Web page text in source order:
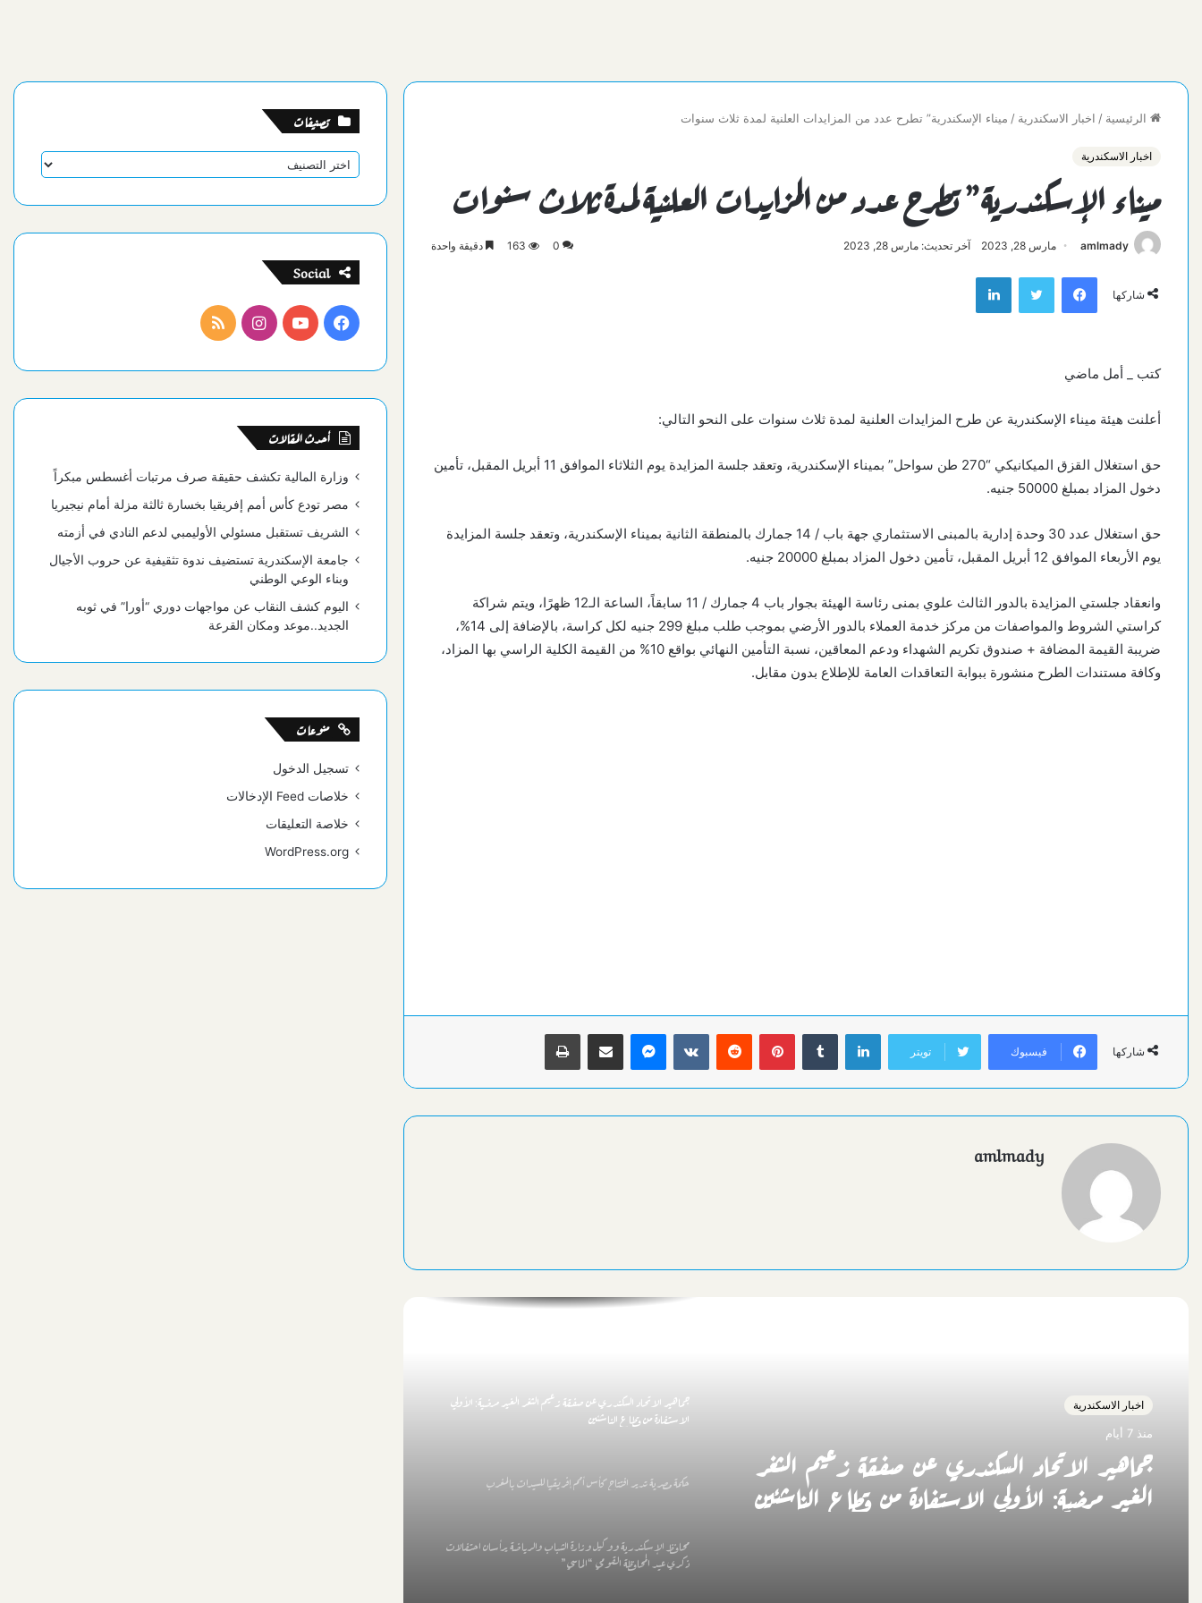
الرئيسية / اخبار الاسكندرية / ميناء الإسكندرية” تطرح عدد من المزايدات العلنية لمدة ثلاث سنوات
اخبار الاسكندرية
ميناء الإسكندرية” تطرح عدد من المزايدات العلنية لمدة ثلاث سنوات
amlmady مارس 28, 2023 آخر تحديث: مارس 28, 2023 0
163 دقيقة واحدة
شاركها
فيسبوك تويتر لينكدإن
كتب _ أمل ماضي
أعلنت هيئة ميناء الإسكندرية عن طرح المزايدات العلنية لمدة ثلاث سنوات على النحو التالي:
حق استغلال القزق الميكانيكي “270 طن سواحل” بميناء الإسكندرية، وتعقد جلسة المزايدة يوم الثلاثاء الموافق 11 أبريل المقبل، تأمين
دخول المزاد بمبلغ 50000 جنيه.
حق استغلال عدد 30 وحدة إدارية بالمبنى الاستثماري جهة باب / 14 جمارك بالمنطقة الثانية بميناء الإسكندرية، وتعقد جلسة المزايدة
يوم الأربعاء الموافق 12 أبريل المقبل، تأمين دخول المزاد بمبلغ 20000 جنيه.
وانعقاد جلستي المزايدة بالدور الثالث علوي بمنى رئاسة الهيئة بجوار باب 4 جمارك / 11 سابقاً، الساعة الـ12 ظهرًا، ويتم شراكة
كراستي الشروط والمواصفات من مركز خدمة العملاء بالدور الأرضي بموجب طلب مبلغ 299 جنيه لكل كراسة، بالإضافة إلى 14%،
ضريبة القيمة المضافة + صندوق تكريم الشهداء ودعم المعاقين، نسبة التأمين النهائي بواقع 10% من القيمة الكلية الراسي بها المزاد،
وكافة مستندات الطرح منشورة ببوابة التعاقدات العامة للإطلاع بدون مقابل.
شاركها فيسبوك تويتر
لينكدإن بينتيريست ماسنجر مشاركة عبر البريد طباعة
amlmady
اخبار الاسكندرية
منذ 7 أيام
جماهير الاتحاد السكندري عن صفقة زعيم الثغر
الغير مرضية: الأولي الاستفادة من قطاع الناشئين
حكمة مصرية تدير افتتاح كأس أمم إفريقيا للسيدات بالمغرب
جماهير الاتحاد السكندري عن صفقة زعيم الثغر الغير مرضية: الأولي
الاستفادة من قطاع الناشئين
حكمة مصرية تدير افتتاح كأس أمم إفريقيا للسيدات بالمغرب
محافظ الإسكندرية ووكيل وزارة الشباب والرياضة يرأسان احتفالات
ذكري عيد المحافظة القومي “الماسي”
تصنيفات
تصنيفات
Social
فيسبوكيوتيوبانستقرامملخص
أحدث المقالات
وزارة المالية تكشف حقيقة صرف مرتبات أغسطس مبكراً
مصر تودع كأس أمم إفريقيا بخسارة ثالثة مزلة أمام نيجيريا
الشريف تستقبل مسئولي الأوليمبي لدعم النادي في أزمته
جامعة الإسكندرية تستضيف ندوة تثقيفية عن حروب الأجيال
وبناء الوعي الوطني
اليوم كشف النقاب عن مواجهات دوري “أورا” في ثوبه
الجديد..موعد ومكان القرعة
منوعات
تسجيل الدخول
خلاصات Feed الإدخالات
خلاصة التعليقات
WordPress.org